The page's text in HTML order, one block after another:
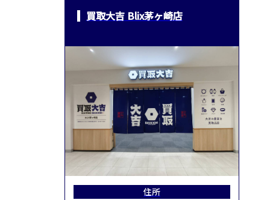
買取大吉 Blix茅ヶ崎店
住所